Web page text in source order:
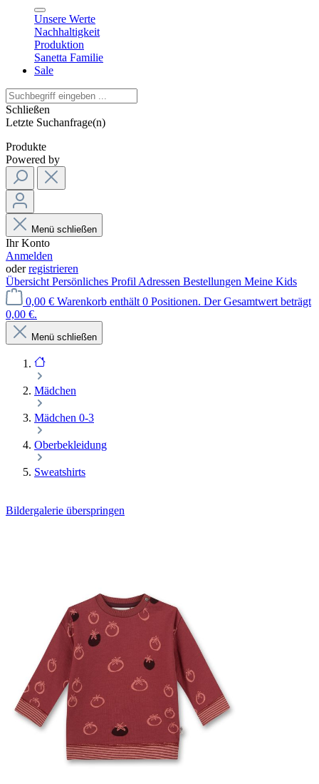
Unsere Werte
Nachhaltigkeit
Produktion
Sanetta Familie
Sale
Schließen
Letzte Suchanfrage(n)
Produkte
Powered by
Menü schließen
Ihr Konto
Anmelden
oderregistrieren
Übersicht Persönliches Profil Adressen Bestellungen Meine Kids
0,00 € Warenkorb enthält 0 Positionen. Der Gesamtwert beträgt
0,00 €.
Menü schließen
Mädchen
Mädchen 0-3
Oberbekleidung
Sweatshirts
Bildergalerie überspringen